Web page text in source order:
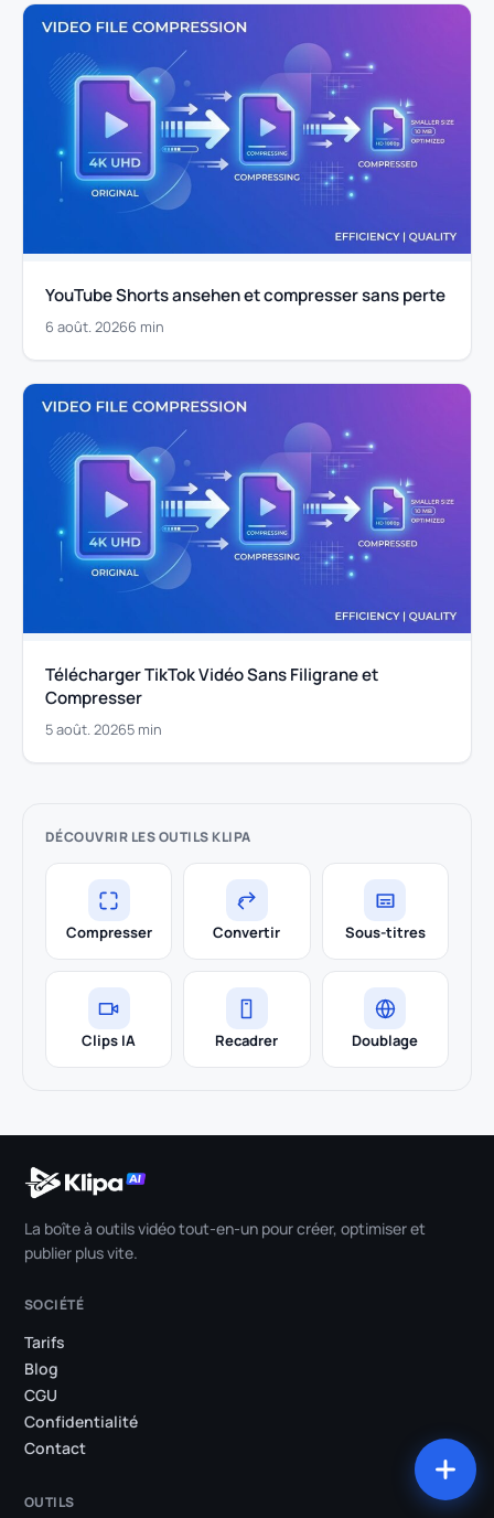
YouTube Shorts ansehen et compresser sans perte
6 août. 20266 min
Télécharger TikTok Vidéo Sans Filigrane et
Compresser
5 août. 20265 min
DÉCOUVRIR LES OUTILS KLIPA
Compresser Convertir Sous-titres
Clips IA Recadrer Doublage
La boîte à outils vidéo tout-en-un pour créer, optimiser et
publier plus vite.
SOCIÉTÉ
Tarifs
Blog
CGU
Confidentialité
Contact
OUTILS